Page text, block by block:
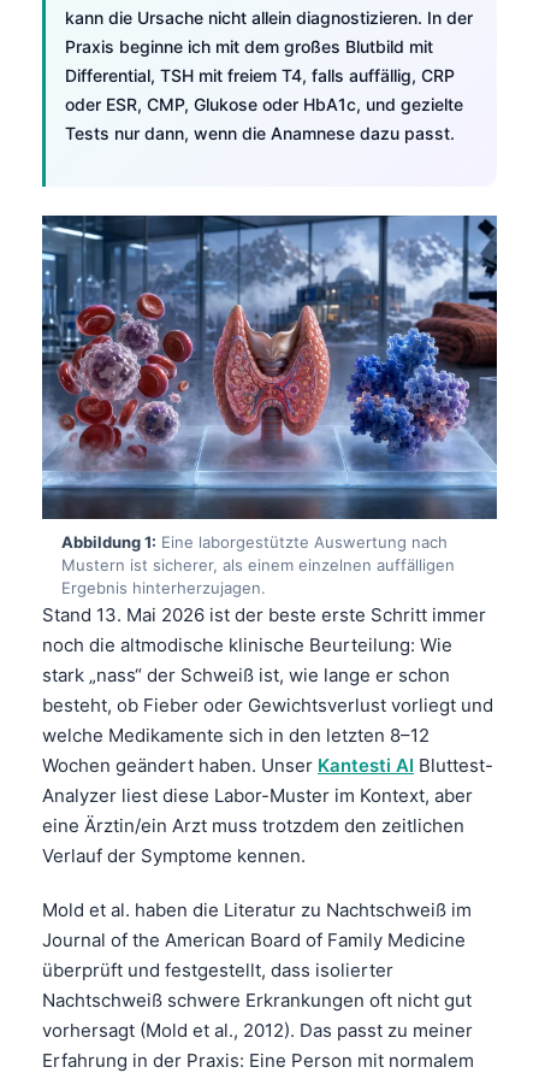
kann die Ursache nicht allein diagnostizieren. In der
Praxis beginne ich mit dem großes Blutbild mit
Differential, TSH mit freiem T4, falls auffällig, CRP
oder ESR, CMP, Glukose oder HbA1c, und gezielte
Tests nur dann, wenn die Anamnese dazu passt.
Abbildung 1: Eine laborgestützte Auswertung nach
Mustern ist sicherer, als einem einzelnen auffälligen
Ergebnis hinterherzujagen.
Stand 13. Mai 2026 ist der beste erste Schritt immer
noch die altmodische klinische Beurteilung: Wie
stark „nass“ der Schweiß ist, wie lange er schon
besteht, ob Fieber oder Gewichtsverlust vorliegt und
welche Medikamente sich in den letzten 8–12
Wochen geändert haben. Unser Kantesti AI Bluttest-
Analyzer liest diese Labor-Muster im Kontext, aber
eine Ärztin/ein Arzt muss trotzdem den zeitlichen
Verlauf der Symptome kennen.
Mold et al. haben die Literatur zu Nachtschweiß im
Journal of the American Board of Family Medicine
überprüft und festgestellt, dass isolierter
Nachtschweiß schwere Erkrankungen oft nicht gut
vorhersagt (Mold et al., 2012). Das passt zu meiner
Erfahrung in der Praxis: Eine Person mit normalem